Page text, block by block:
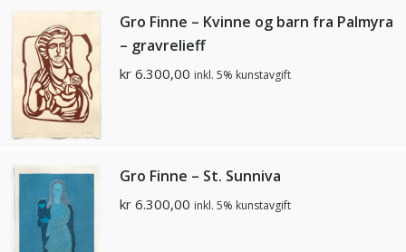
Gro Finne – Kvinne og barn fra Palmyra
– gravrelieff
kr 6.300,00 inkl. 5% kunstavgift
Gro Finne – St. Sunniva
kr 6.300,00 inkl. 5% kunstavgift